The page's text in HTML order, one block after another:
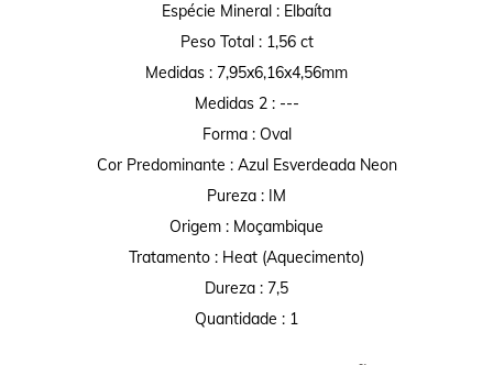
Espécie Mineral : Elbaíta
Peso Total : 1,56 ct
Medidas : 7,95x6,16x4,56mm
Medidas 2 : ---
Forma : Oval
Cor Predominante : Azul Esverdeada Neon
Pureza : IM
Origem : Moçambique
Tratamento : Heat (Aquecimento)
Dureza : 7,5
Quantidade : 1